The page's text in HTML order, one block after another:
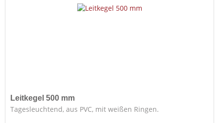
Leitkegel 500 mm
Tagesleuchtend, aus PVC, mit weißen Ringen.